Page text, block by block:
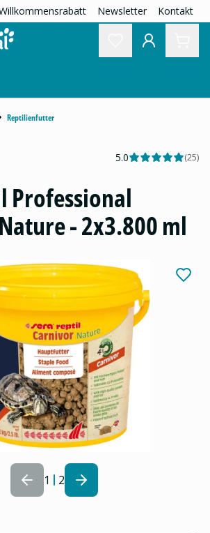
Newsletter Kontakt
Reptilienfutter
1 2
5.0 (25)
Professional
- 2x3.800 ml